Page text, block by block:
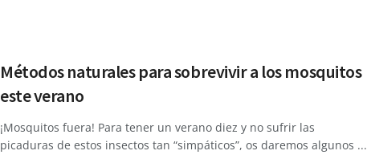
Métodos naturales para sobrevivir a los mosquitos
este verano
¡Mosquitos fuera! Para tener un verano diez y no sufrir las
picaduras de estos insectos tan “simpáticos”, os daremos algunos ...